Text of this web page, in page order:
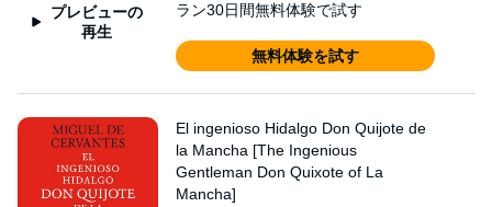
プレビューの
再生
ラン30日間無料体験で試す
無料体験を試す
El ingenioso Hidalgo Don Quijote de
la Mancha [The Ingenious
Gentleman Don Quixote of La
Mancha]